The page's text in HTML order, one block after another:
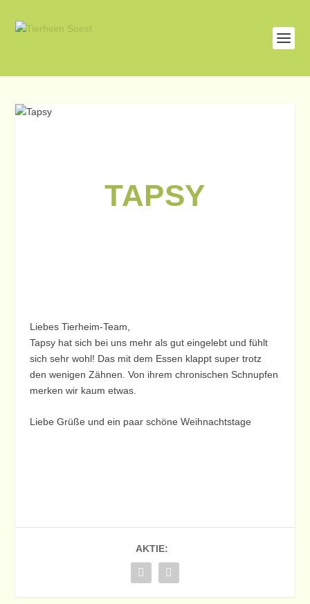
TAPSY
Liebes Tierheim-Team,
Tapsy hat sich bei uns mehr als gut eingelebt und fühlt
sich sehr wohl! Das mit dem Essen klappt super trotz
den wenigen Zähnen. Von ihrem chronischen Schnupfen
merken wir kaum etwas.
Liebe Grüße und ein paar schöne Weihnachtstage
AKTIE: